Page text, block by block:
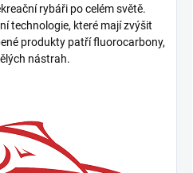
rybáři po celém světě.
technologie, které mají zvýšit
produkty patří fluorocarbony,
nástrah.